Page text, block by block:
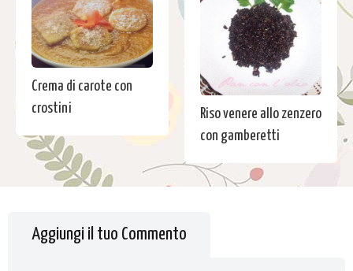
Crema di carote con
crostini
Riso venere allo zenzero
con gamberetti
Aggiungi il tuo Commento